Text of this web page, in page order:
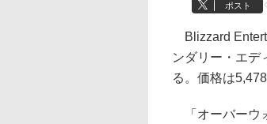
ポスト
Blizzard
ンダリー・エデ
る。価格は
「オーバーウ